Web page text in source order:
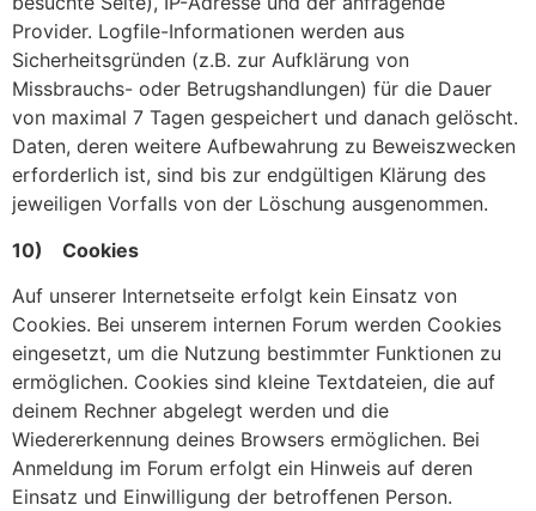
Provider. Logfile-Informationen werden aus
Sicherheitsgründen (z.B. zur Aufklärung von
Missbrauchs- oder Betrugshandlungen) für die Dauer
von maximal 7 Tagen gespeichert und danach gelöscht.
Daten, deren weitere Aufbewahrung zu Beweiszwecken
erforderlich ist, sind bis zur endgültigen Klärung des
jeweiligen Vorfalls von der Löschung ausgenommen.
10) Cookies
Auf unserer Internetseite erfolgt kein Einsatz von
Cookies. Bei unserem internen Forum werden Cookies
eingesetzt, um die Nutzung bestimmter Funktionen zu
ermöglichen. Cookies sind kleine Textdateien, die auf
deinem Rechner abgelegt werden und die
Wiedererkennung deines Browsers ermöglichen. Bei
Anmeldung im Forum erfolgt ein Hinweis auf deren
Einsatz und Einwilligung der betroffenen Person.